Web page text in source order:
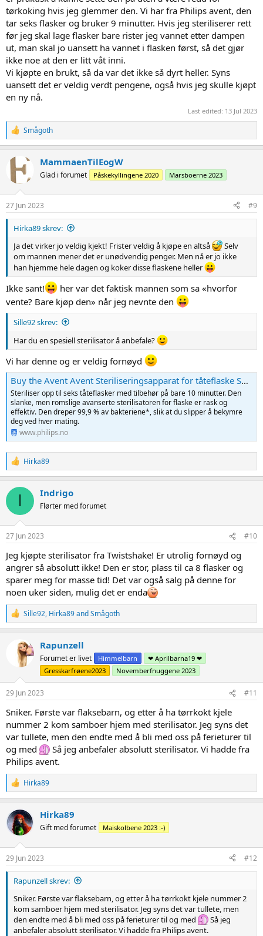
tørkoking hvis jeg glemmer den. Vi har fra Philips avent, den
tar seks flasker og bruker 9 minutter. Hvis jeg steriliserer rett
før jeg skal lage flasker bare rister jeg vannet etter dampen
ut, man skal jo uansett ha vannet i flasken først, så det gjør
ikke noe at den er litt våt inni.
Vi kjøpte en brukt, så da var det ikke så dyrt heller. Syns
uansett det er veldig verdt pengene, også hvis jeg skulle kjøpt
en ny nå.
Last edited: 13 Jul 2023
R
e
a
t
i
o
n
s
:
Smågoth
MammaenTilEogW
Glad i forumet Påskekyllingene 2020 Marsboerne 2023
27 Jun 2023 #9
Hirka89 skrev:
Ja det virker jo veldig kjekt! Frister veldig å kjøpe en altså
Selv
om mannen mener det er unødvendig penger. Men nå er jo ikke
han hjemme hele dagen og koker disse flaskene heller
Ikke sant!
her var det faktisk mannen som sa «hvorfor
vente? Bare kjøp den» når jeg nevnte den
Sille92 skrev:
Har du en spesiell sterilisator å anbefale?
Vi har denne og er veldig fornøyd
Buy the Avent Avent Steriliseringsapparat for tåteflaske SCF291/00 Steriliseringsapparat for tåteflaske
Steriliser opp til seks tåteflasker med tilbehør på bare 10 minutter. Den
slanke, men romslige avanserte sterilisatoren for flaske er rask og
effektiv. Den dreper 99,9 % av bakteriene*, slik at du slipper å bekymre
deg ved hver mating.‎
www.philips.no
R
e
a
c
o
n
s
:
Hirka89
I Indrigo
Flørter med forumet
27 Jun 2023 #10
Jeg kjøpte sterilisator fra Twistshake! Er utrolig fornøyd og
angrer så absolutt ikke! Den er stor, plass til ca 8 flasker og
sparer meg for masse tid! Det var også salg på denne for
noen uker siden, mulig det er enda
R
e
a
c
t
i
o
n
:
Sille92, Hirka89andSmågoth
Rapunzell
Forumet er livet Himmelbarn
❤ Aprilbarna19 ❤
Gresskarfrøene2023
Novemberfnuggene 2023
29 Jun 2023 #11
Sniker. Første var flaksebarn, og etter å ha tørrkokt kjele
nummer 2 kom samboer hjem med sterilisator. Jeg syns det
var tullete, men den endte med å bli med oss på ferieturer til
og med
Så jeg anbefaler absolutt sterilisator. Vi hadde fra
Philips avent.
R
e
a
c
t
i
o
n
s
:
Hirka89
Hirka89
Gift med forumet Maiskolbene 2023 :-)
29 Jun 2023 #12
Rapunzell skrev:
Sniker. Første var flaksebarn, og etter å ha tørrkokt kjele nummer 2
kom samboer hjem med sterilisator. Jeg syns det var tullete, men
den endte med å bli med oss på ferieturer til og med
Så jeg
anbefaler absolutt sterilisator. Vi hadde fra Philips avent.